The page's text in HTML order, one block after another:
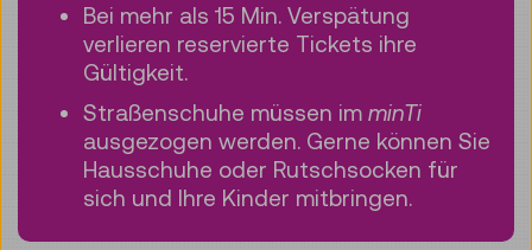
Bei mehr als 15 Min. Verspätung
verlieren reservierte Tickets ihre
Gültigkeit.
Straßenschuhe müssen im minTi
ausgezogen werden. Gerne können Sie
Hausschuhe oder Rutschsocken für
sich und Ihre Kinder mitbringen.